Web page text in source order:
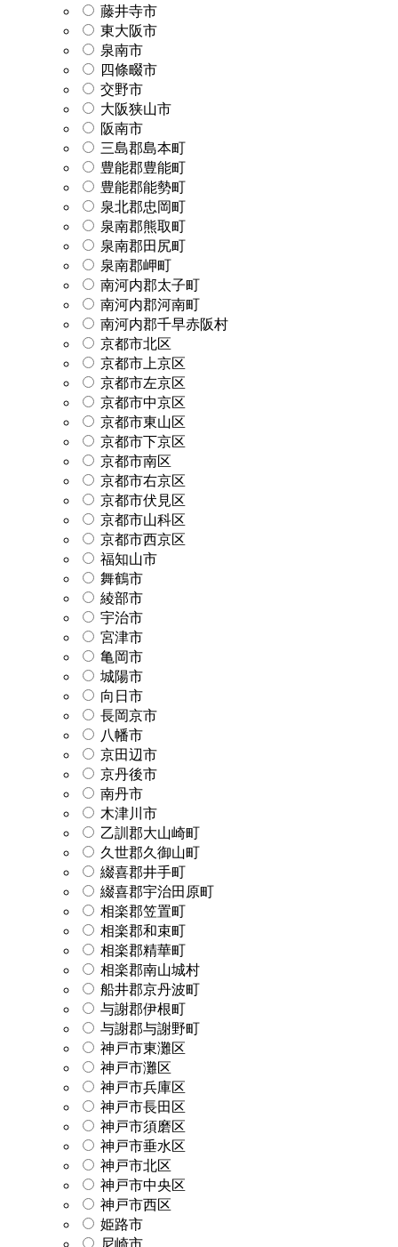
藤井寺市
東大阪市
泉南市
四條畷市
交野市
大阪狭山市
阪南市
三島郡島本町
豊能郡豊能町
豊能郡能勢町
泉北郡忠岡町
泉南郡熊取町
泉南郡田尻町
泉南郡岬町
南河内郡太子町
南河内郡河南町
南河内郡千早赤阪村
京都市北区
京都市上京区
京都市左京区
京都市中京区
京都市東山区
京都市下京区
京都市南区
京都市右京区
京都市伏見区
京都市山科区
京都市西京区
福知山市
舞鶴市
綾部市
宇治市
宮津市
亀岡市
城陽市
向日市
長岡京市
八幡市
京田辺市
京丹後市
南丹市
木津川市
乙訓郡大山崎町
久世郡久御山町
綴喜郡井手町
綴喜郡宇治田原町
相楽郡笠置町
相楽郡和束町
相楽郡精華町
相楽郡南山城村
船井郡京丹波町
与謝郡伊根町
与謝郡与謝野町
神戸市東灘区
神戸市灘区
神戸市兵庫区
神戸市長田区
神戸市須磨区
神戸市垂水区
神戸市北区
神戸市中央区
神戸市西区
姫路市
尼崎市